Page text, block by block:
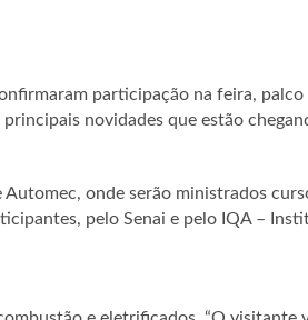
participação na feira, palco
novidades que estão
onde serão ministrados
pelo Senai e pelo IQA –